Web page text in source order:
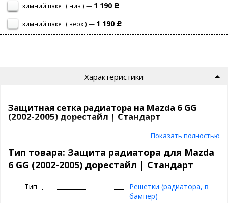
зимний пакет ( низ ) — 1 190 Р
зимний пакет ( верх ) — 1 190 Р
Характеристики
Защитная сетка радиатора на Mazda 6 GG
(2002-2005) дорестайл | Стандарт
Сетка на радиатор Mazda 6 GG (2002-2005) дорестайл защитит
ваш автомобиль от насекомых, камней, мусора и выглядит
просто отлично!
сегодня.
Показать полностью
Тип товара: Защита радиатора для Mazda
6 GG (2002-2005) дорестайл | Стандарт
Тип
Решетки (радиатора, в
бампер)